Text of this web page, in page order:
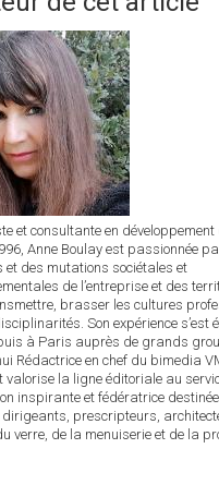
et consultante en
Anne Boulay est passionnée
et des mutations sociétales et
de l’entreprise et des
brasser les cultures
Son expérience s’est
à Paris auprès de grands
Rédactrice en chef du bimedia
valorise la ligne éditoriale au
inspirante et fédératrice
dirigeants, prescripteurs,
verre, de la menuiserie et de la